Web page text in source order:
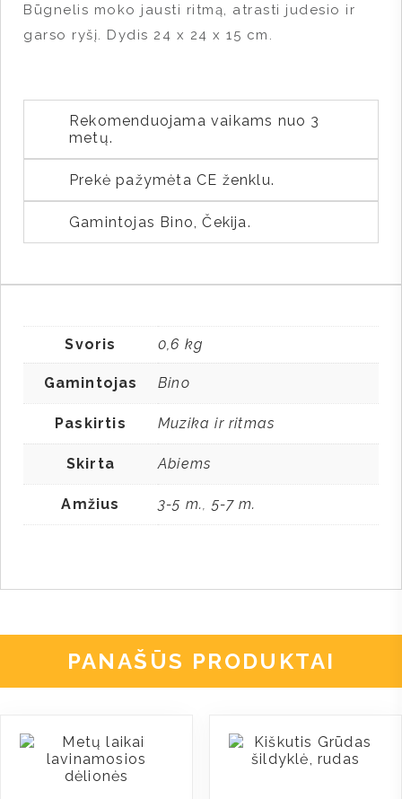
Būgnelis moko jausti ritmą, atrasti judesio ir
garso ryšį. Dydis 24 x 24 x 15 cm.
Rekomenduojama vaikams nuo 3
metų.
Prekė pažymėta CE ženklu.
Gamintojas Bino, Čekija.
Svoris 0,6 kg
Gamintojas Bino
Paskirtis Muzika ir ritmas
Skirta Abiems
Amžius 3-5 m.,5-7 m.
PANAŠŪS PRODUKTAI